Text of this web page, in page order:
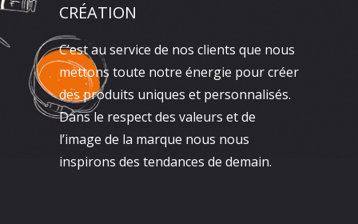
CRÉATION
C’est au service de nos clients que nous
mettons toute notre énergie pour créer
des produits uniques et personnalisés.
Dans le respect des valeurs et de
l’image de la marque nous nous
inspirons des tendances de demain.